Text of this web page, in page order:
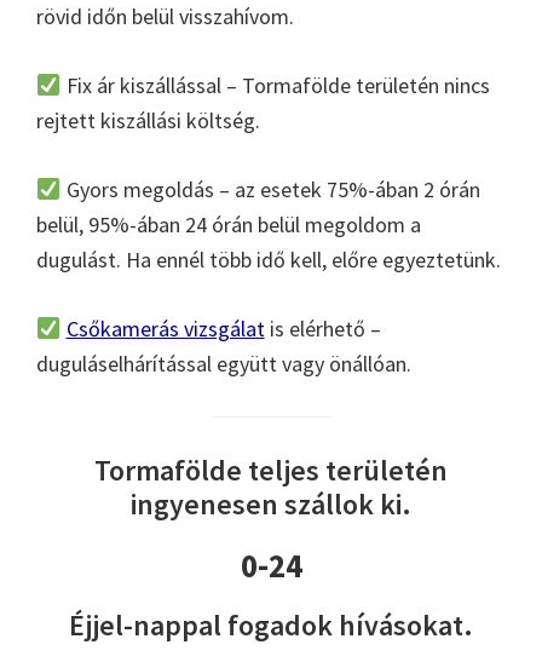
rövid időn belül visszahívom.
Fix ár kiszállással – Tormafölde területén nincs
rejtett kiszállási költség.
Gyors megoldás – az esetek 75%-ában 2 órán
belül, 95%-ában 24 órán belül megoldom a
dugulást. Ha ennél több idő kell, előre egyeztetünk.
Csőkamerás vizsgálatis elérhető –
duguláselhárítással együtt vagy önállóan.
Tormafölde teljes területén
ingyenesen szállok ki.
0-24
Éjjel-nappal fogadok hívásokat.